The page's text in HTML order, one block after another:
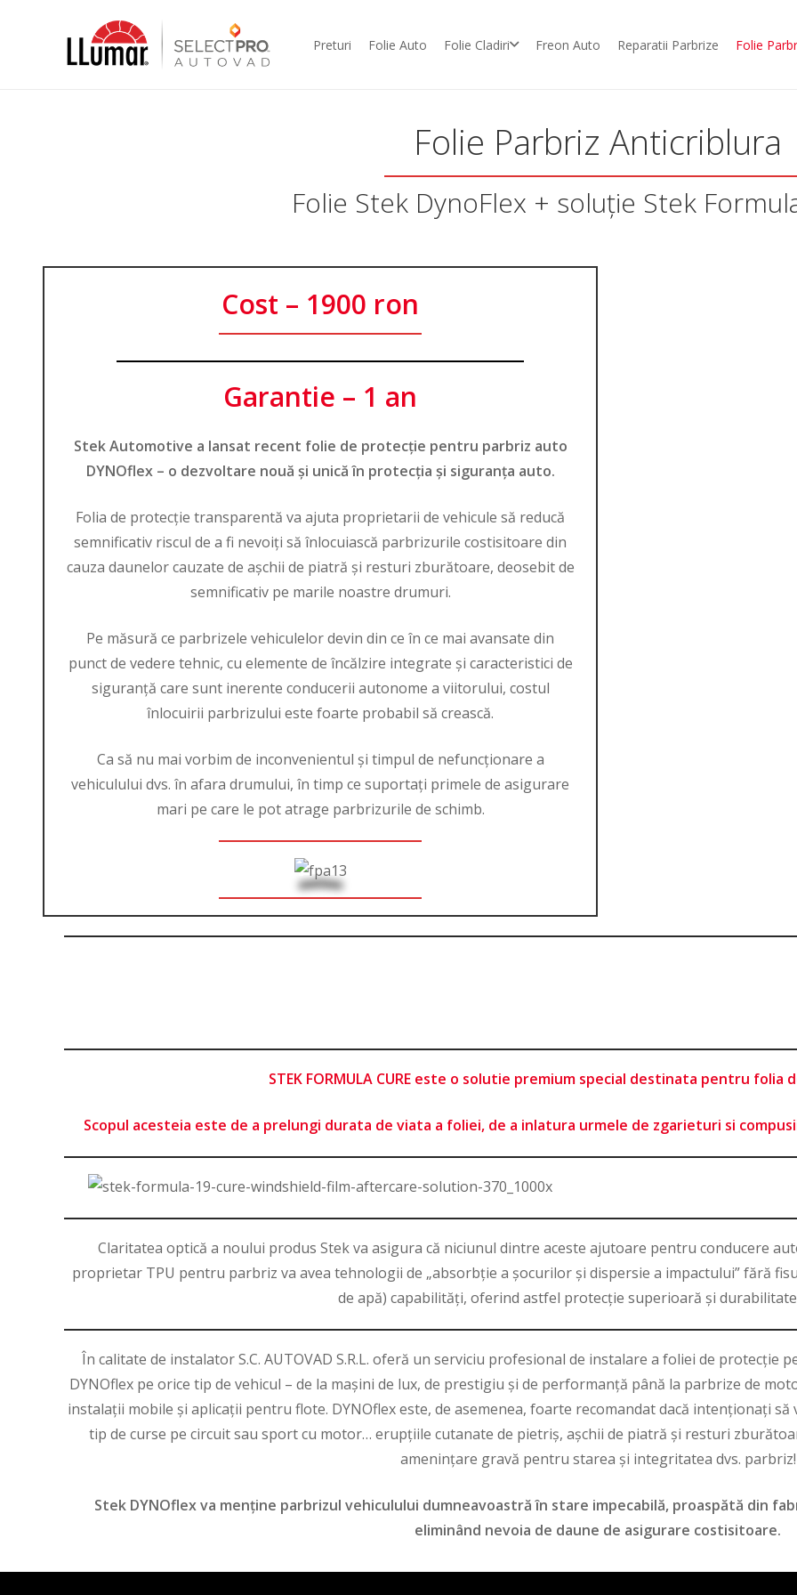
Preturi Folie Auto Folie Cladiri Freon Auto Reparatii Parbrize Folie
Folie Parbriz Anticriblura
Folie Stek DynoFlex + soluție Stek
Cost – 1900 ron
Garantie – 1 an
Stek Automotive a lansat recent folie de protecție pentru parbriz auto
DYNOflex – o dezvoltare nouă și unică în protecția și siguranța auto.
Folia de protecție transparentă va ajuta proprietarii de vehicule să reducă
semnificativ riscul de a fi nevoiți să înlocuiască parbrizurile costisitoare din
cauza daunelor cauzate de așchii de piatră și resturi zburătoare, deosebit de
semnificativ pe marile noastre drumuri.
Pe măsură ce parbrizele vehiculelor devin din ce în ce mai avansate din
punct de vedere tehnic, cu elemente de încălzire integrate și caracteristici de
siguranță care sunt inerente conducerii autonome a viitorului, costul
înlocuirii parbrizului este foarte probabil să crească.
Ca să nu mai vorbim de inconvenientul și timpul de nefuncționare a
vehiculului dvs. în afara drumului, în timp ce suportați primele de asigurare
mari pe care le pot atrage parbrizurile de schimb.
STEK FORMULA CURE este o solutie premium special destinata pentru folia
Scopul acesteia este de a prelungi durata de viata a foliei, de a inlatura urmele de zgarieturi si
Claritatea optică a noului produs Stek va asigura că niciunul dintre aceste ajutoare pentru conducere
proprietar TPU pentru parbriz va avea tehnologii de „absorbție a șocurilor și dispersie a impactului” fără
de apă) capabilități, oferind astfel protecție superioară și
În calitate de instalator S.C. AUTOVAD S.R.L. oferă un serviciu profesional de instalare a foliei de protecție
DYNOflex pe orice tip de vehicul – de la mașini de lux, de prestigiu și de performanță până la parbrize de
instalații mobile și aplicații pentru flote. DYNOflex este, de asemenea, foarte recomandat dacă intenționați
tip de curse pe circuit sau sport cu motor… erupțiile cutanate de pietriș, așchii de piatră și resturi
amenințare gravă pentru starea și integritatea dvs. parbriz!
Stek DYNOflex va menține parbrizul vehiculului dumneavoastră în stare impecabilă, proaspătă din
eliminând nevoia de daune de asigurare costisitoare.